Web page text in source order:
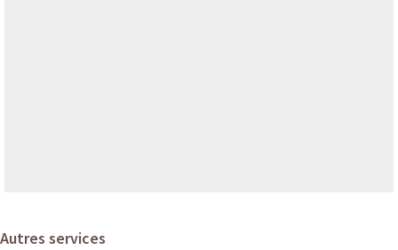
Autres services